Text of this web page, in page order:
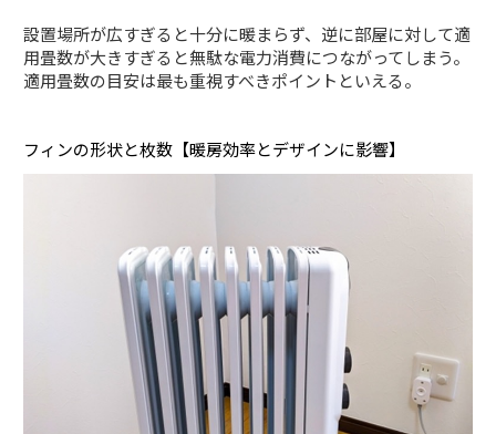
設置場所が広すぎると十分に暖まらず、逆に部屋に対して適
用畳数が大きすぎると無駄な電力消費につながってしまう。
適用畳数の目安は最も重視すべきポイントといえる。
フィンの形状と枚数【暖房効率とデザインに影響】